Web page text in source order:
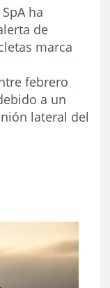
ha
de
marca
febrero
a un
lateral del